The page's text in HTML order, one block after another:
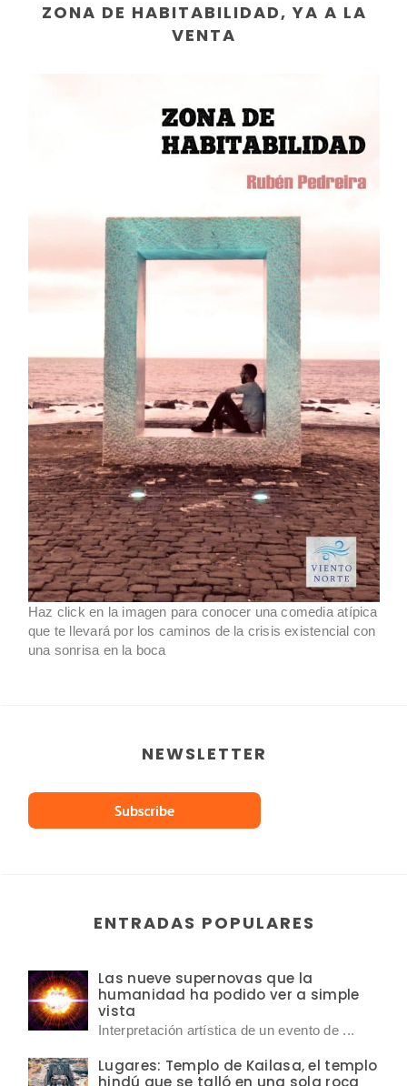
ZONA DE HABITABILIDAD, YA A LA
VENTA
Haz click en la imagen para conocer una comedia atípica
que te llevará por los caminos de la crisis existencial con
una sonrisa en la boca
NEWSLETTER
ENTRADAS POPULARES
Las nueve supernovas que la
humanidad ha podido ver a simple
vista
Interpretación artística de un evento de ...
Lugares: Templo de Kailasa, el templo
hindú que se talló en una sola roca